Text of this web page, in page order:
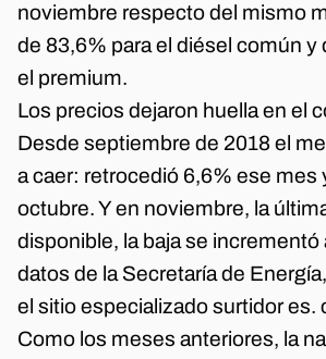
noviembre respecto del mismo
de 83,6% para el diésel común y
el premium.
Los precios dejaron huella en el
Desde septiembre de 2018 el
a caer: retrocedió 6,6% ese mes
octubre. Y en noviembre, la
disponible, la baja se incrementó
datos de la Secretaría de
el sitio especializado surtidor es.
Como los meses anteriores, la